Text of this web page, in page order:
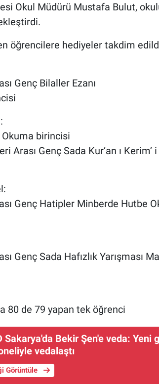
Okul Müdürü Mustafa Bulut,
öğrencilere hediyeler takdim
Genç Bilaller Ezanı
Okuma birincisi
Arası Genç Sada Kur’an ı Kerim’
Genç Hatipler Minberde Hutbe
Genç Sada Hafızlık Yarışması
80 de 79 yapan tek öğrenci
Sakarya'da Bekir Şen'e veda: Yeni
vedalaştı
Görüntüle